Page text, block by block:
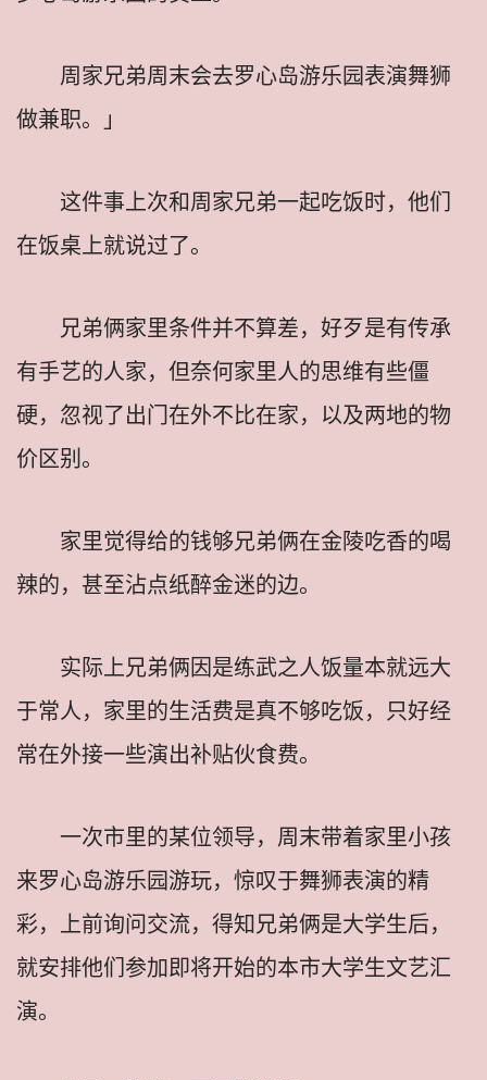
周家兄弟周末会去罗心岛游乐园表演舞狮
做兼职。」
这件事上次和周家兄弟一起吃饭时，他们
在饭桌上就说过了。
兄弟俩家里条件并不算差，好歹是有传承
有手艺的人家，但奈何家里人的思维有些僵
硬，忽视了出门在外不比在家，以及两地的物
价区别。
家里觉得给的钱够兄弟俩在金陵吃香的喝
辣的，甚至沾点纸醉金迷的边。
实际上兄弟俩因是练武之人饭量本就远大
于常人，家里的生活费是真不够吃饭，只好经
常在外接一些演出补贴伙食费。
一次市里的某位领导，周末带着家里小孩
来罗心岛游乐园游玩，惊叹于舞狮表演的精
彩，上前询问交流，得知兄弟俩是大学生后，
就安排他们参加即将开始的本市大学生文艺汇
演。